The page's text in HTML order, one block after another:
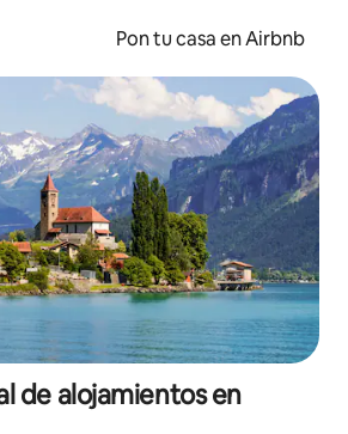
Pon tu casa en Airbnb
de alojamientos en